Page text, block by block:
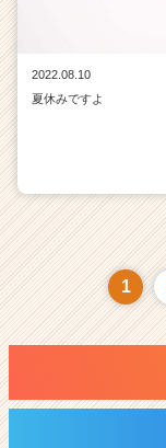
2022.08.10
夏休みですよ
1